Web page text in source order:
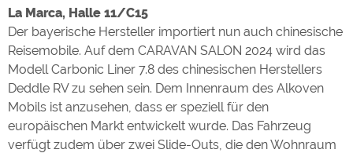
La Marca, Halle 11/C15
Der bayerische Hersteller importiert nun auch chinesische
Reisemobile. Auf dem CARAVAN SALON 2024 wird das
Modell Carbonic Liner 7.8 des chinesischen Herstellers
Deddle RV zu sehen sein. Dem Innenraum des Alkoven
Mobils ist anzusehen, dass er speziell für den
europäischen Markt entwickelt wurde. Das Fahrzeug
verfügt zudem über zwei Slide-Outs, die den Wohnraum